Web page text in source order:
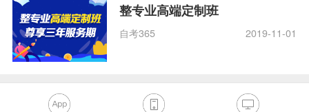
整专业高端定制班
自考365 2019-11-01